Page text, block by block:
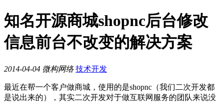
知名开源商城shopnc后台修改
信息前台不改变的解决方案
2014-04-04 微构网络 技术开发
最近在帮一个客户做商城，使用的是shopnc（我们二次开发都
是说出来的），其实二次开发对于做互联网服务的团队来说没